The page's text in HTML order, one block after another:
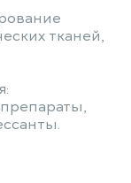
тканей,